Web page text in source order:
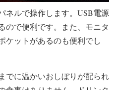
ネルで操作します。USB電源
ので便利です。また、モニタ
ケットがあるのも便利でし
でに温かいおしぼりが配られ